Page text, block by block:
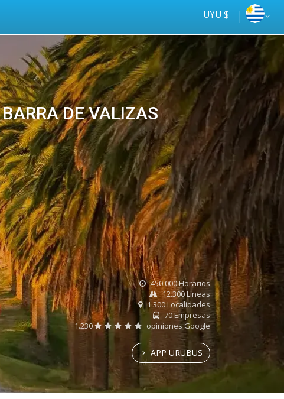
UYU $
DE VALIZAS
online
Tus
ómnibus
450.000 Horarios
12.300 Líneas
1.300 Localidades
70 Empresas
1.230
opiniones Google
APP URUBUS